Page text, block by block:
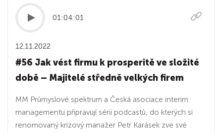
01:04:01
12.11.2022
#56 Jak vést firmu k prosperitě ve složité
době – Majitelé středně velkých firem
MM Průmyslové spektrum a Česká asociace interim
managementu připravují sérii podcastů, do kterých si
renomovaný krizový manažer Petr Karásek zve své